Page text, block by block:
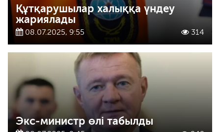
Құтқарушылар халыққа үндеу
жариялады
08.07.2025, 9:55 314
Экс-министр өлі табылды